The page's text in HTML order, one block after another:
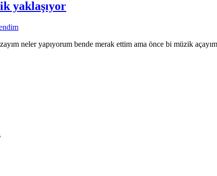
yaklaşıyor
neler yapıyorum bende merak ettim ama önce bi müzik